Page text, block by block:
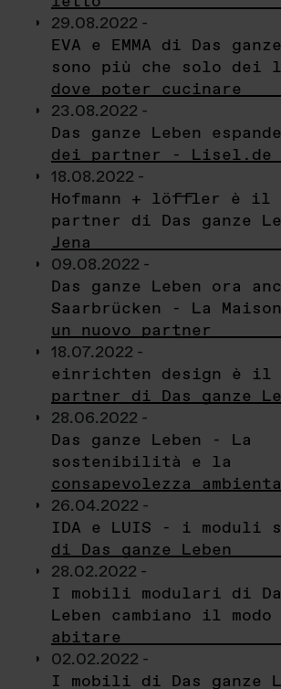
29.08.2022 -
EVA e EMMA di Das
sono più che solo dei
dove poter cucinare
23.08.2022 -
Das ganze Leben
dei partner - Lisel.de
18.08.2022 -
Hofmann + löffler è il
partner di Das ganze
Jena
09.08.2022 -
Das ganze Leben ora
Saarbrücken - La
un nuovo partner
18.07.2022 -
einrichten design è il
partner di Das ganze
28.06.2022 -
Das ganze Leben - La
sostenibilità e la
consapevolezza
26.04.2022 -
IDA e LUIS - i moduli
di Das ganze Leben
28.02.2022 -
I mobili modulari di
Leben cambiano il
abitare
02.02.2022 -
I mobili di Das ganze